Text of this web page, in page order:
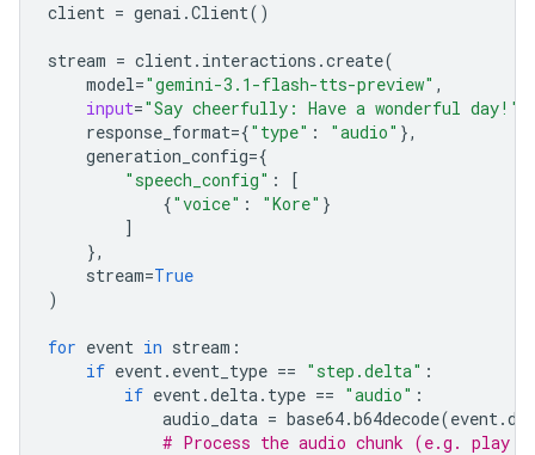
client = genai .Client()
stream = client. interactions .create(
model="gemini-3.1-flash-tts-preview" ,
input="Say cheerfully: Have a wonderful day!"
response_format={"type" : "audio" },
generation_config={
"speech_config" :
[
{"voice" : "Kore" }
]
},
stream=True
)
for event in stream :
if event. event_type == "step.delta" :
if event.delta. type == "audio" :
audio_data = base64.b64decode(event.
# Process the audio chunk (e.g.